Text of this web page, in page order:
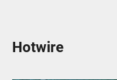
Hotwire